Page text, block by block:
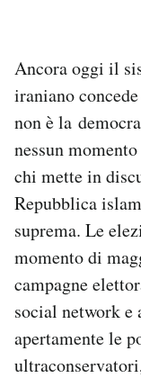
Ancora oggi il
iraniano
non è la
nessun
chi mette in
Repubblica
suprema. Le
momento di
campagne
social network e
apertamente le